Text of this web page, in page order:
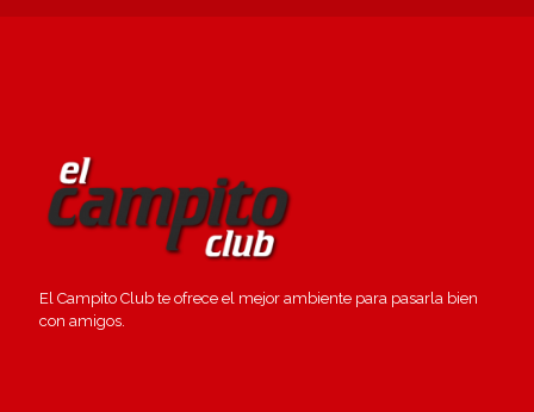
El Campito Club te ofrece el mejor ambiente para pasarla bien
con amigos.